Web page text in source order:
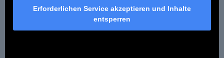
Erforderlichen Service akzeptieren und Inhalte
entsperren